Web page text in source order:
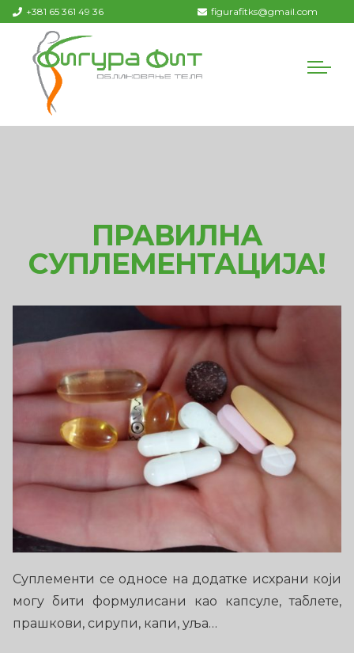
+381 65 361 49 36 figurafitks@gmail.com
ПРАВИЛНА
СУПЛЕМЕНТАЦИЈА!
Суплементи се односе на додатке исхрани који
могу бити формулисани као капсуле, таблете,
прашкови, сирупи, капи, уља…